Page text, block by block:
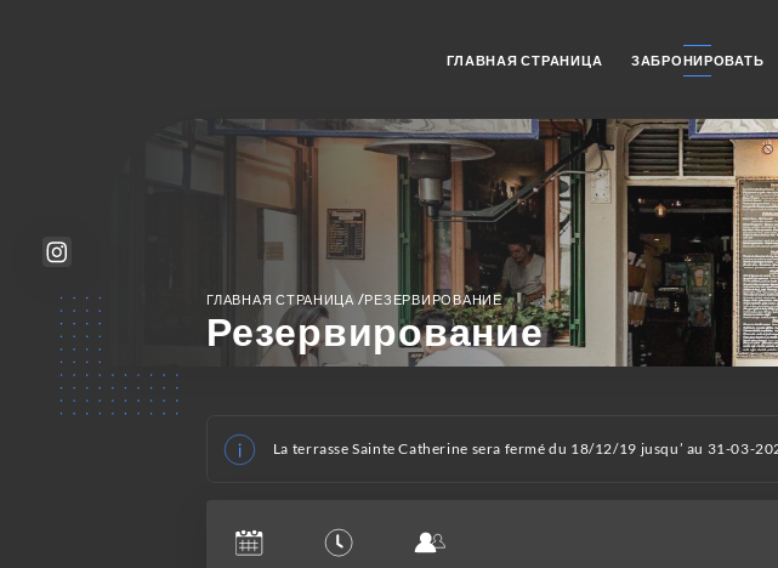
ГЛАВНАЯ СТРАНИЦА ЗАБРОНИРОВАТЬ
ГЛАВНАЯ СТРАНИЦА /РЕЗЕРВИРОВАНИЕ
Резервирование